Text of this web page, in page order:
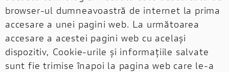
browser-ul dumneavoastră de internet la prima
accesare a unei pagini web. La următoarea
accesare a acestei pagini web cu același
dispozitiv, Cookie-urile și informațiile salvate
sunt fie trimise înapoi la pagina web care le-a